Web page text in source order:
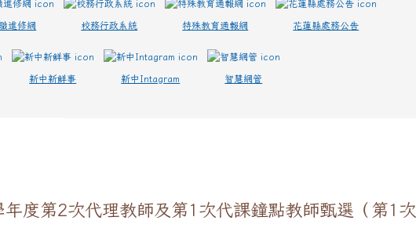
進修網 校務行政系統 特殊教育通報網 花蓮縣處務公告
新中新鮮事 新中Intagram 智慧網管
度第2次代理教師及第1次代課鐘點教師甄選（第1次